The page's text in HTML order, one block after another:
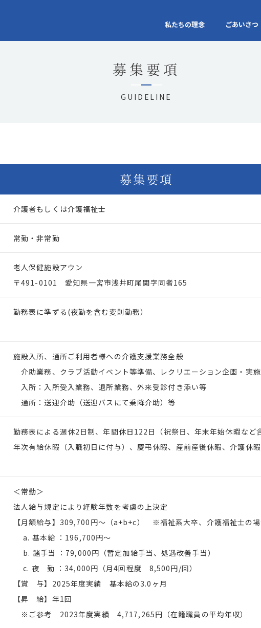
私たちの理念 ごあいさつ
募集要項
GUIDELINE
募集要項
介護者もしくは介護福祉士
常勤・非常勤
老人保健施設アウン
〒491-0101 愛知県一宮市浅井町尾関字同者165
勤務表に準ずる(夜勤を含む変則勤務）
施設入所、通所ご利用者様への介護支援業務全般
介助業務、クラブ活動イベント等準備、レクリエーション企画・実
入所：入所受入業務、退所業務、外来受診付き添い等
通所：送迎介助（送迎バスにて乗降介助）等
勤務表による週休2日制、年間休日122日（祝祭日、年末年始休暇など
年次有給休暇（入職初日に付与）、慶弔休暇、産前産後休暇、介護休
＜常勤＞
法人給与規定により経験年数を考慮の上決定
【月額給与】309,700円～（a+b+c） ※福祉系大卒、介護福祉士
a. 基本給 ：196,700円～
b. 諸手当 ：79,000円（暫定加給手当、処遇改善手当）
c. 夜 勤 ：34,000円（月4回程度 8,500円/回）
【賞 与】2025年度実績 基本給の3.0ヶ月
【昇 給】年1回
※ご参考 2023年度実績 4,717,265円（在籍職員の平均年収）